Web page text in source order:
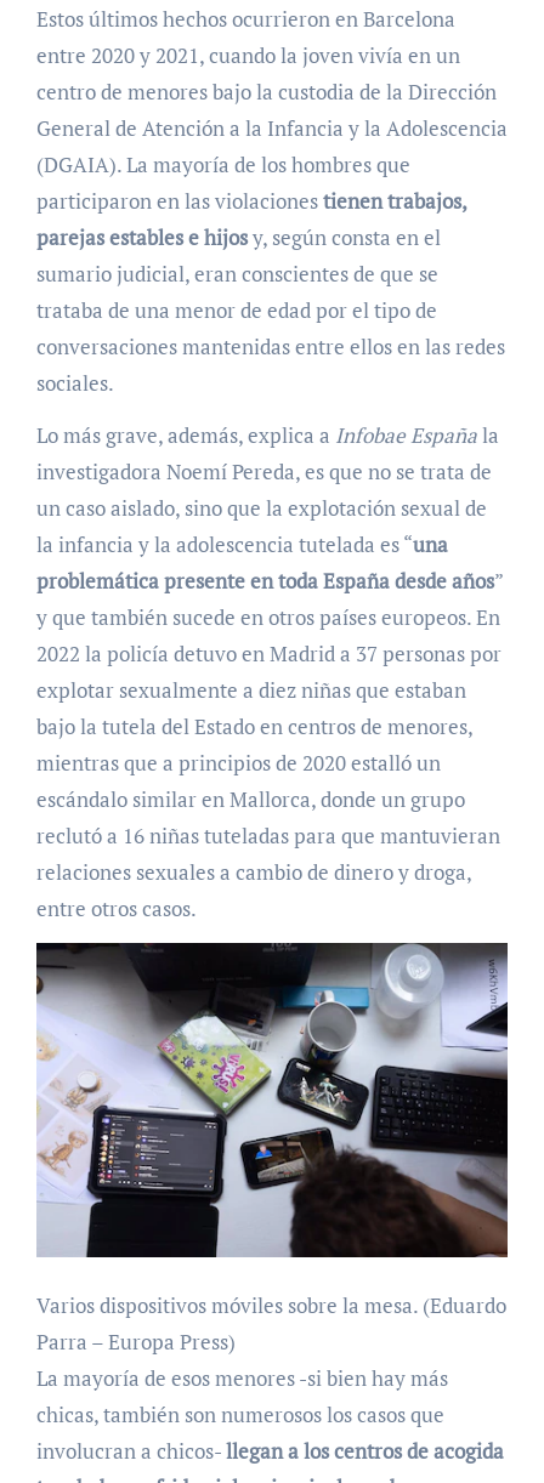
Estos últimos hechos ocurrieron en Barcelona
entre 2020 y 2021, cuando la joven vivía en un
centro de menores bajo la custodia de la Dirección
General de Atención a la Infancia y la Adolescencia
(DGAIA). La mayoría de los hombres que
participaron en las violacionestienen trabajos,
parejas estables e hijosy, según consta en el
sumario judicial, eran conscientes de que se
trataba de una menor de edad por el tipo de
conversaciones mantenidas entre ellos en las redes
sociales.
Lo más grave, además, explica a Infobae Españala
investigadora Noemí Pereda, es que no se trata de
un caso aislado, sino que la explotación sexual de
la infancia y la adolescencia tutelada es “una
problemática presente en toda España desde años”
y que también sucede en otros países europeos. En
2022 la policía detuvo en Madrid a 37 personas por
explotar sexualmente a diez niñas que estaban
bajo la tutela del Estado en centros de menores,
mientras que a principios de 2020 estalló un
escándalo similar en Mallorca, donde un grupo
reclutó a 16 niñas tuteladas para que mantuvieran
relaciones sexuales a cambio de dinero y droga,
entre otros casos.
Varios dispositivos móviles sobre la mesa. (Eduardo
Parra – Europa Press)
La mayoría de esos menores -si bien hay más
chicas, también son numerosos los casos que
involucran a chicos-llegan a los centros de acogida